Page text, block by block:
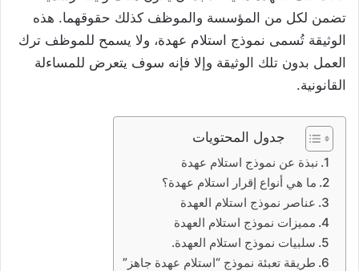
تضمن لكل من المؤسسة والموظف كذلك حقوقهما. هذه
الوثيقة تُسمى نموذج استلام عهدة، ولا يسمح للموظف ترك
العمل بدون تلك الوثيقة وإلا فإنه سوف يتعرض للمساءلة
القانونية.
جدول المحتويات
نبذة عن نموذج استلام عهدة
ما هي أنواع إقرار استلام عهدة؟
عناصر نموذج استلام العهدة
مميزات نموذج استلام العهدة
سلبيات نموذج استلام العهدة.
طريقة تعبئة نموذج “استلام عهدة جاهز”